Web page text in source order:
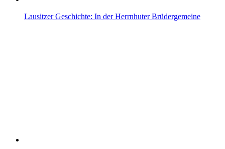
Lausitzer Geschichte: In der Herrnhuter Brüdergemeine